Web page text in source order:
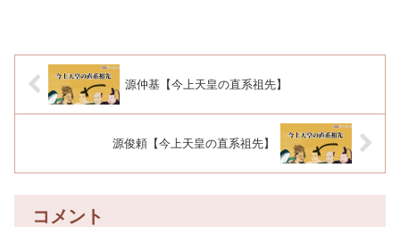
源仲基【今上天皇の直系祖先】
源俊頼【今上天皇の直系祖先】
コメント